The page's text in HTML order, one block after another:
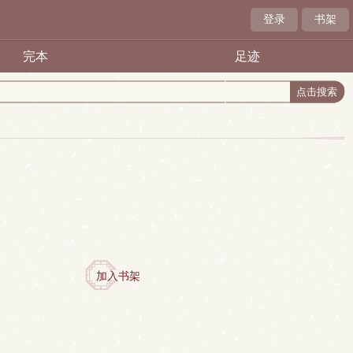
登录 书架
完本 足迹
加入书架